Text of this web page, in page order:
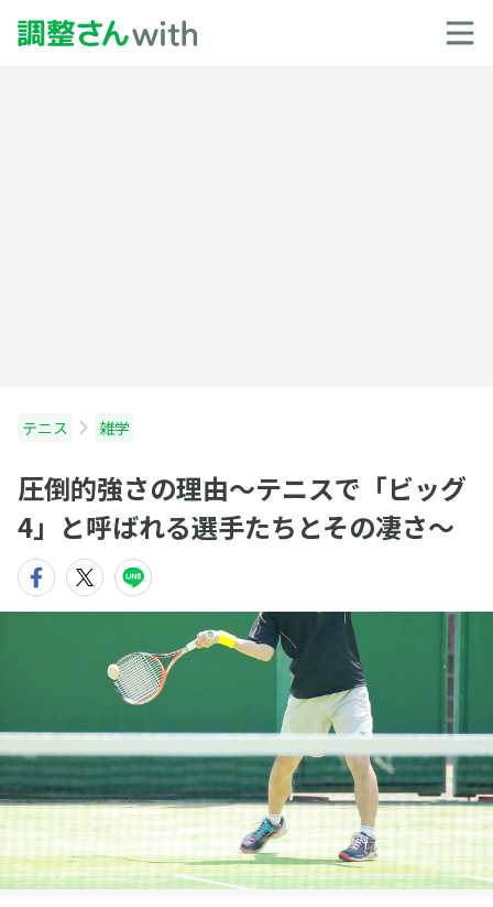
テニス 雑学
圧倒的強さの理由〜テニスで「ビッグ
4」と呼ばれる選手たちとその凄さ〜